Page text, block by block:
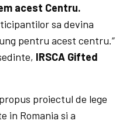
acest Centru.
sa devina
pentru acest centru.”
IRSCA Gifted
proiectul de lege
in Romania si a